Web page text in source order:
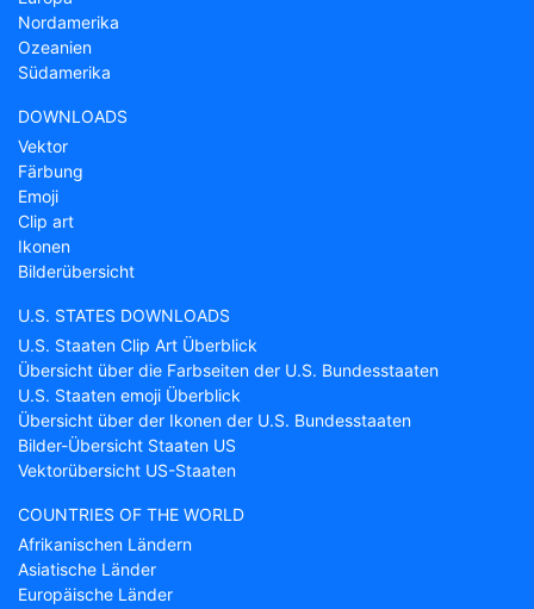
Nordamerika
Ozeanien
Südamerika
DOWNLOADS
Vektor
Färbung
Emoji
Clip art
Ikonen
Bilderübersicht
U.S. STATES DOWNLOADS
U.S. Staaten Clip Art Überblick
Übersicht über die Farbseiten der U.S. Bundesstaaten
U.S. Staaten emoji Überblick
Übersicht über der Ikonen der U.S. Bundesstaaten
Bilder-Übersicht Staaten US
Vektorübersicht US-Staaten
COUNTRIES OF THE WORLD
Afrikanischen Ländern
Asiatische Länder
Europäische Länder